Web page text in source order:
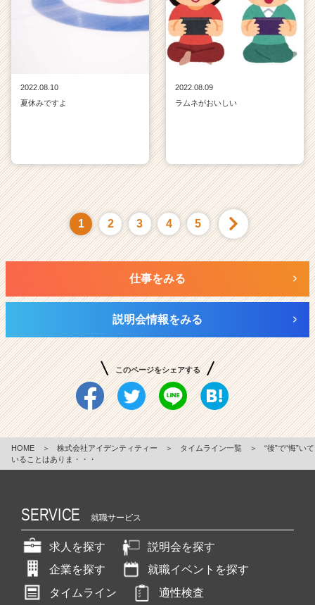
2022.08.10
夏休みですよ
2022.08.09
ラムネがおいしい
1 2 3 4 5
仕事をみる
説明会情報をみる
このページをシェアする
HOME ＞ 株式会社アイデンティティー ＞ タイムライン一覧 ＞
“後”で“悔”いて
いることはありま・・・
SERVICE 就職サービス
求人を探す
説明会を探す
企業を探す
就職イベントを探す
タイムライン
適性検査